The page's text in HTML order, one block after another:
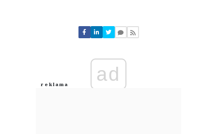
Nie znaleziono komentarzy
Zostaw swoje komentarze
Anuluj
ad